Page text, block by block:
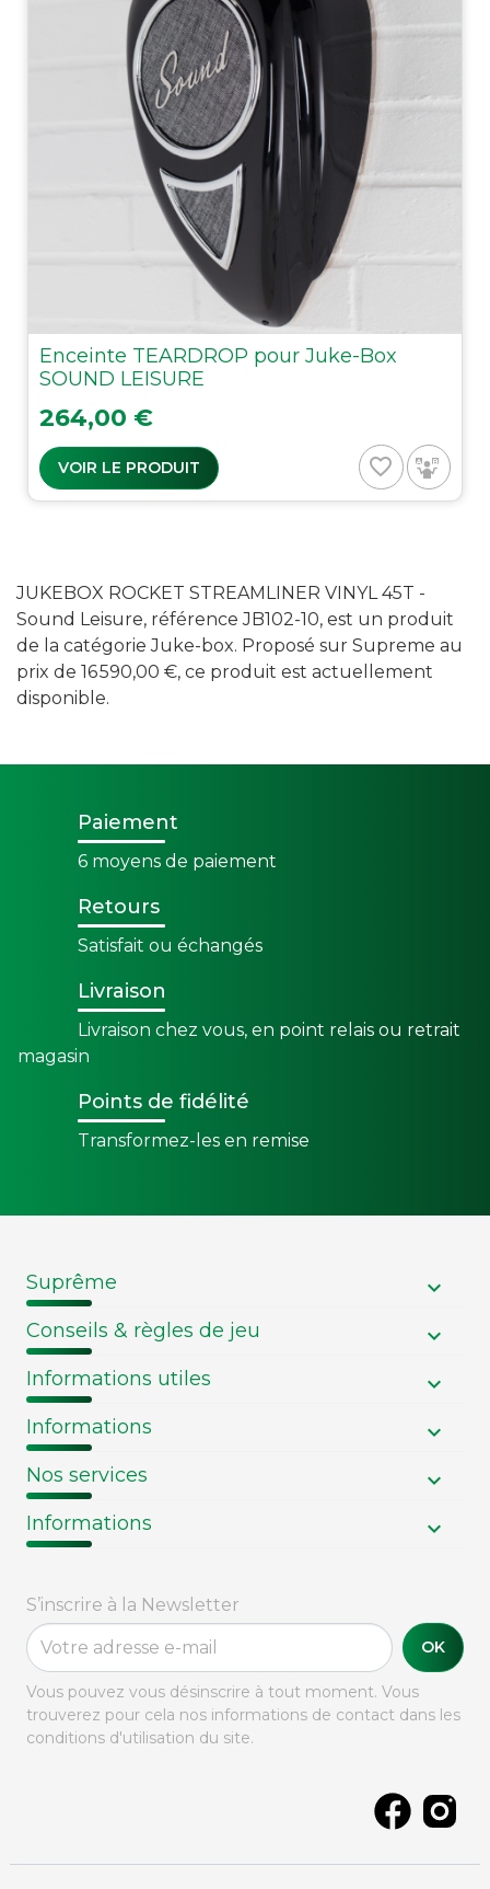
Enceinte TEARDROP pour Juke-Box
SOUND LEISURE
Prix
264,00 €
VOIR LE PRODUIT favorite_border
JUKEBOX ROCKET STREAMLINER VINYL 45T -
Sound Leisure, référence JB102-10, est un produit
de la catégorie Juke-box. Proposé sur Supreme au
prix de 16 590,00 €, ce produit est actuellement
disponible.
Paiement
6 moyens de paiement
Retours
Satisfait ou échangés
Livraison
Livraison chez vous, en point relais ou retrait
magasin
Points de fidélité
Transformez-les en remise
Suprême
Conseils & règles de jeu
Informations utiles
Informations
Nos services
Informations
S’inscrire à la Newsletter
OK
Vous pouvez vous désinscrire à tout moment. Vous
trouverez pour cela nos informations de contact dans les
conditions d'utilisation du site.